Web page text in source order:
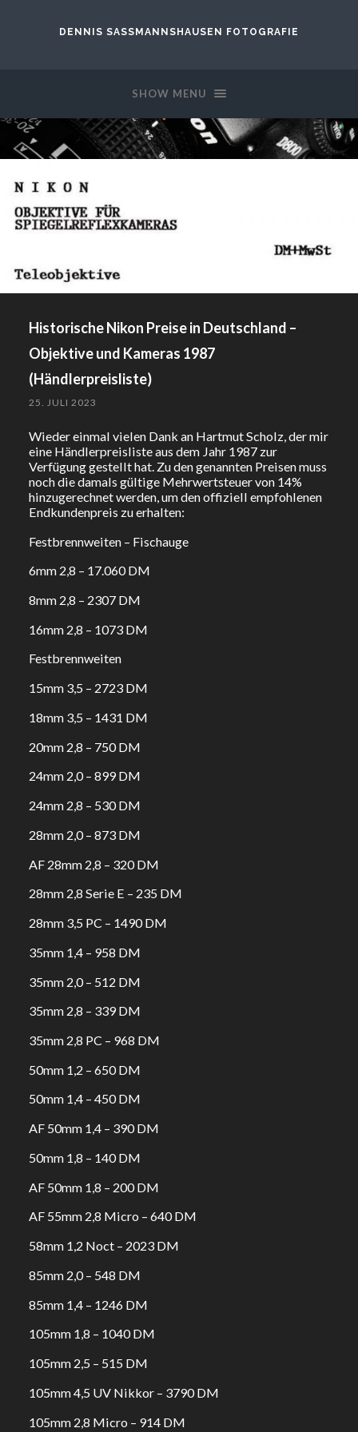
DENNIS SASSMANNSHAUSEN FOTOGRAFIE
SHOW MENU
Historische Nikon Preise in Deutschland –
Objektive und Kameras 1987
(Händlerpreisliste)
25. JULI 2023
Wieder einmal vielen Dank an Hartmut Scholz, der mir
eine Händlerpreisliste aus dem Jahr 1987 zur
Verfügung gestellt hat. Zu den genannten Preisen muss
noch die damals gültige Mehrwertsteuer von 14%
hinzugerechnet werden, um den offiziell empfohlenen
Endkundenpreis zu erhalten:
Festbrennweiten – Fischauge
6mm 2,8 – 17.060 DM
8mm 2,8 – 2307 DM
16mm 2,8 – 1073 DM
Festbrennweiten
15mm 3,5 – 2723 DM
18mm 3,5 – 1431 DM
20mm 2,8 – 750 DM
24mm 2,0 – 899 DM
24mm 2,8 – 530 DM
28mm 2,0 – 873 DM
AF 28mm 2,8 – 320 DM
28mm 2,8 Serie E – 235 DM
28mm 3,5 PC – 1490 DM
35mm 1,4 – 958 DM
35mm 2,0 – 512 DM
35mm 2,8 – 339 DM
35mm 2,8 PC – 968 DM
50mm 1,2 – 650 DM
50mm 1,4 – 450 DM
AF 50mm 1,4 – 390 DM
50mm 1,8 – 140 DM
AF 50mm 1,8 – 200 DM
AF 55mm 2,8 Micro – 640 DM
58mm 1,2 Noct – 2023 DM
85mm 2,0 – 548 DM
85mm 1,4 – 1246 DM
105mm 1,8 – 1040 DM
105mm 2,5 – 515 DM
105mm 4,5 UV Nikkor – 3790 DM
105mm 2,8 Micro – 914 DM